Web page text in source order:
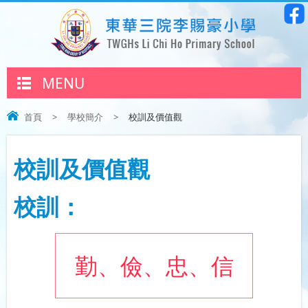
MENU
首頁 > 學校簡介 > 校訓及價值觀
校訓及價值觀
校訓：
勤、儉、忠、信